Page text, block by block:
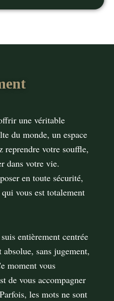
une véritable
du monde, un espace
reprendre votre souﬄe,
dans votre vie.
en toute sécurité,
vous est totalement
entièrement centrée
sans jugement,
moment vous
de vous accompagner
les mots ne sont